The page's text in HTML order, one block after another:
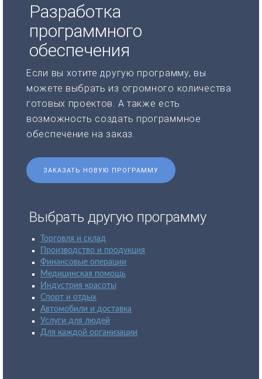
Разработка
программного
обеспечения
Если вы хотите другую программу, вы
можете выбрать из огромного количества
готовых проектов. А также есть
возможность создать программное
обеспечение на заказ.
ЗАКАЗАТЬ НОВУЮ ПРОГРАММУ
Выбрать другую программу
Торговля и склад
Производство и продукция
Финансовые операции
Медицинская помощь
Индустрия красоты
Спорт и отдых
Автомобили и доставка
Услуги для людей
Для каждой организации